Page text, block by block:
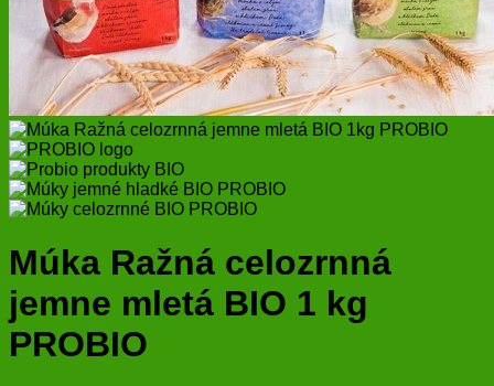
Múka Ražná celozrnná
jemne mletá BIO 1 kg
PROBIO